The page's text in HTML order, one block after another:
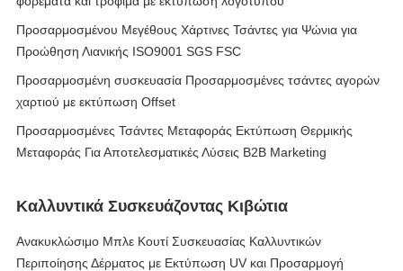
Προσαρμοσμένου Μεγέθους Χάρτινες Τσάντες για Ψώνια για
Προώθηση Λιανικής ISO9001 SGS FSC
Προσαρμοσμένη συσκευασία Προσαρμοσμένες τσάντες αγορών
χαρτιού με εκτύπωση Offset
Προσαρμοσμένες Τσάντες Μεταφοράς Εκτύπωση Θερμικής
Μεταφοράς Για Αποτελεσματικές Λύσεις B2B Marketing
Καλλυντικά Συσκευάζοντας Κιβώτια
Ανακυκλώσιμο Μπλε Κουτί Συσκευασίας Καλλυντικών
Περιποίησης Δέρματος με Εκτύπωση UV και Προσαρμογή